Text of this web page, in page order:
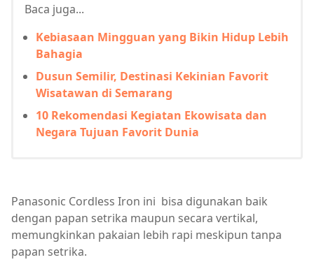
Baca juga...
Kebiasaan Mingguan yang Bikin Hidup Lebih
Bahagia
Dusun Semilir, Destinasi Kekinian Favorit
Wisatawan di Semarang
10 Rekomendasi Kegiatan Ekowisata dan
Negara Tujuan Favorit Dunia
Panasonic Cordless Iron ini bisa digunakan baik
dengan papan setrika maupun secara vertikal,
memungkinkan pakaian lebih rapi meskipun tanpa
papan setrika.